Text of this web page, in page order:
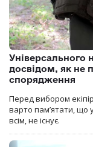
Універсального
досвідом, як не
спорядження
Перед вибором
варто пам’ятати, що
всім, не існує.